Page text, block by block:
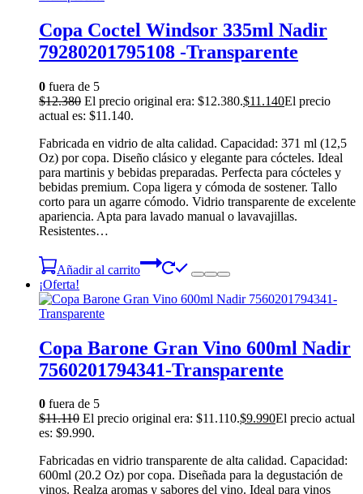
Copa Coctel Windsor 335ml Nadir
79280201795108 -Transparente
0 fuera de 5
$12.380 El precio original era: $12.380.$11.140El precio
actual es: $11.140.
Fabricada en vidrio de alta calidad. Capacidad: 371 ml (12,5
Oz) por copa. Diseño clásico y elegante para cócteles. Ideal
para martinis y bebidas preparadas. Perfecta para cócteles y
bebidas premium. Copa ligera y cómoda de sostener. Tallo
corto para un agarre cómodo. Vidrio transparente de excelente
apariencia. Apta para lavado manual o lavavajillas.
Resistentes…
Añadir al carrito
¡Oferta!
Copa Barone Gran Vino 600ml Nadir
7560201794341-Transparente
0 fuera de 5
$11.110 El precio original era: $11.110.$9.990El precio actual
es: $9.990.
Fabricadas en vidrio transparente de alta calidad. Capacidad:
600ml (20.2 Oz) por copa. Diseñada para la degustación de
vinos. Realza aromas y sabores del vino. Ideal para vinos